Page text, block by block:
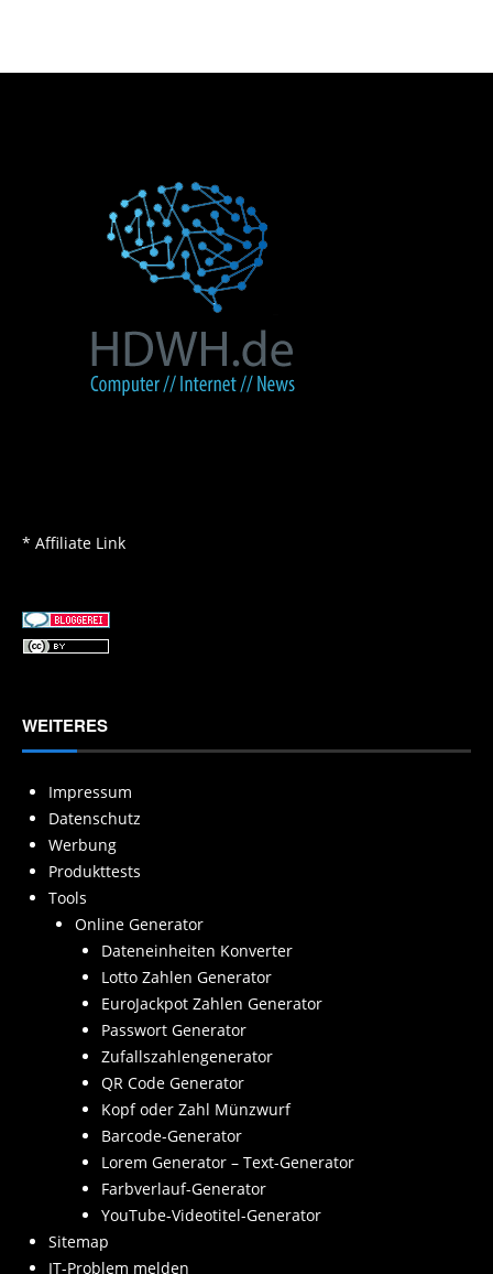
* Affiliate Link
WEITERES
Impressum
Datenschutz
Werbung
Produkttests
Tools
Online Generator
Dateneinheiten Konverter
Lotto Zahlen Generator
EuroJackpot Zahlen Generator
Passwort Generator
Zufallszahlengenerator
QR Code Generator
Kopf oder Zahl Münzwurf
Barcode-Generator
Lorem Generator – Text-Generator
Farbverlauf-Generator
YouTube-Videotitel-Generator
Sitemap
IT-Problem melden